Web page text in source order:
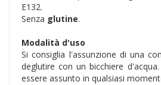
E132.
Senza glutine.
Modalità d'uso
Si consiglia l'assunzione di una
deglutire con un bicchiere
essere assunto in qualsiasi